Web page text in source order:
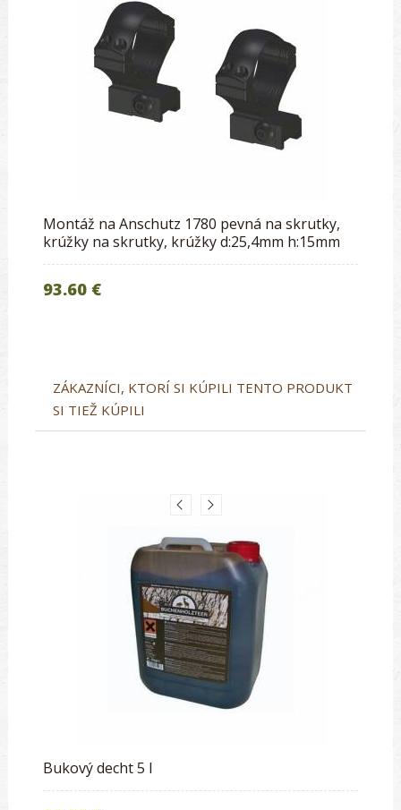
Montáž na Anschutz 1780 pevná na skrutky,
krúžky na skrutky, krúžky d:25,4mm h:15mm
93.60 €
ZÁKAZNÍCI, KTORÍ SI KÚPILI TENTO PRODUKT
SI TIEŽ KÚPILI
Bukový decht 5 l